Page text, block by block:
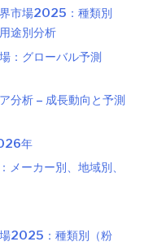
市場2025：種類別
途別分析
：グローバル予測
分析 – 成長動向と予測
年
ーカー別、地域別、
2025：種類別（粉